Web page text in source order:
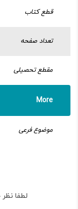
قطع کتاب
تعداد صفحه
مقطع تحصیلی
More
موضوع فرعی
لطفا نظر